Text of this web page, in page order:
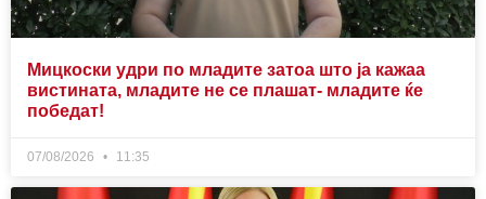
Мицкоски удри по младите затоа што ја кажаа
вистината, младите не се плашат- младите ќе
победат!
07/08/2026 11:35